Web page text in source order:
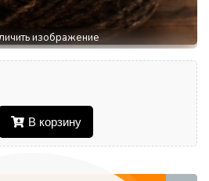
изображение
В корзину